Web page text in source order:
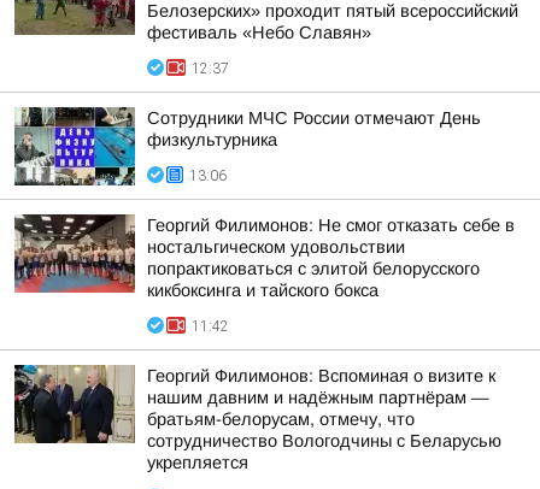
Белозерских» проходит пятый всероссийский
фестиваль «Небо Славян»
12:37
Сотрудники МЧС России отмечают День
физкультурника
13:06
Георгий Филимонов: Не смог отказать себе в
ностальгическом удовольствии
попрактиковаться с элитой белорусского
кикбоксинга и тайского бокса
11:42
Георгий Филимонов: Вспоминая о визите к
нашим давним и надёжным партнёрам —
братьям-белорусам, отмечу, что
сотрудничество Вологодчины с Беларусью
укрепляется